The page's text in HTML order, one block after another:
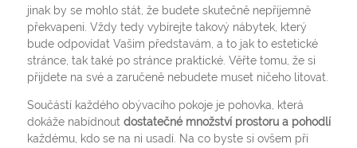
jinak by se mohlo stát, že budete skutečně nepříjemně
překvapeni. Vždy tedy vybírejte takový nábytek, který
bude odpovídat Vašim představám, a to jak to estetické
stránce, tak také po stránce praktické. Věřte tomu, že si
přijdete na své a zaručeně nebudete muset ničeho litovat.
Součástí každého obývacího pokoje je pohovka, která
dokáže nabídnout dostatečné množství prostoru a pohodlí
každému, kdo se na ni usadí. Na co byste si ovšem při